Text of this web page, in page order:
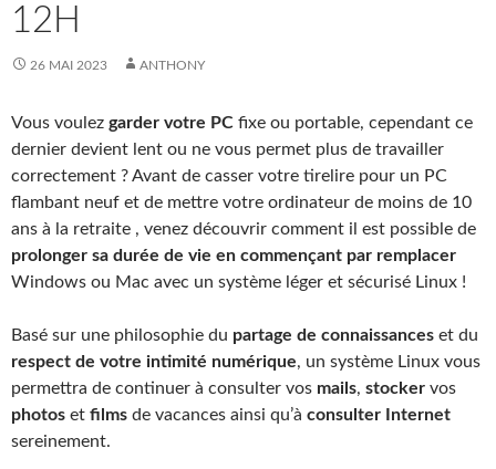
12H
26 MAI 2023 ANTHONY
Vous voulez garder votre PC fixe ou portable, cependant ce
dernier devient lent ou ne vous permet plus de travailler
correctement ? Avant de casser votre tirelire pour un PC
flambant neuf et de mettre votre ordinateur de moins de 10
ans à la retraite , venez découvrir comment il est possible de
prolonger sa durée de vie en commençant par remplacer
Windows ou Mac avec un système léger et sécurisé Linux !
Basé sur une philosophie du partage de connaissances et du
respect de votre intimité numérique, un système Linux vous
permettra de continuer à consulter vos mails, stocker vos
photos et films de vacances ainsi qu’à consulter Internet
sereinement.